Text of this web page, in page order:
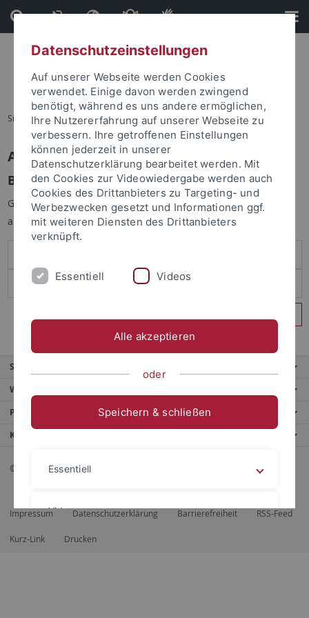
Direkt
zum
Inhalt
Direkt
zur
Fußleiste
Sie sind hier: Startseite
Anmelden
Benutzeranmeldung
Geben Sie Ihren Benutzernamen und Ihr Passwort an um sich
anzumelden:
Service
Weitere Angebote
Portale
Kontaktinfo
© 2026 Eberhard Karls Universität Tübingen, Tübingen
Impressum Datenschutzerklärung Barrierefreiheit RSS-Feed
Kurz-Link Drucken
Datenschutzeinstellungen
Auf unserer Webseite werden Cookies
verwendet. Einige davon werden zwingend
benötigt, während es uns andere ermöglichen,
Ihre Nutzererfahrung auf unserer Webseite zu
verbessern. Ihre getroffenen Einstellungen
können jederzeit in unserer
Datenschutzerklärung bearbeitet werden. Mit
den Cookies zur Videowiedergabe werden auch
Cookies des Drittanbieters zu Targeting- und
Werbezwecken gesetzt und Informationen ggf.
mit weiteren Diensten des Drittanbieters
verknüpft.
Essentiell Videos
Alle akzeptieren
oder
Speichern & schließen
Essentiell
Videos